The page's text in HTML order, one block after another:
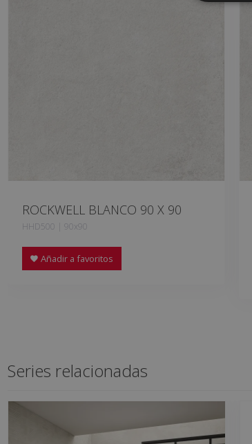
ROCKWELL BLANCO 90 X 90
HHD500 | 90x90
Añadir a favoritos
Series relacionadas